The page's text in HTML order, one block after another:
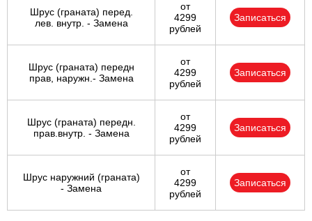
Шрус (граната) перед.
лев. внутр. - Замена
от
4299
рублей
Записаться
Шрус (граната) передн
прав, наружн.- Замена
от
4299
рублей
Записаться
Шрус (граната) передн.
прав.внутр. - Замена
от
4299
рублей
Записаться
Шрус наружний (граната)
- Замена
от
4299
рублей
Записаться